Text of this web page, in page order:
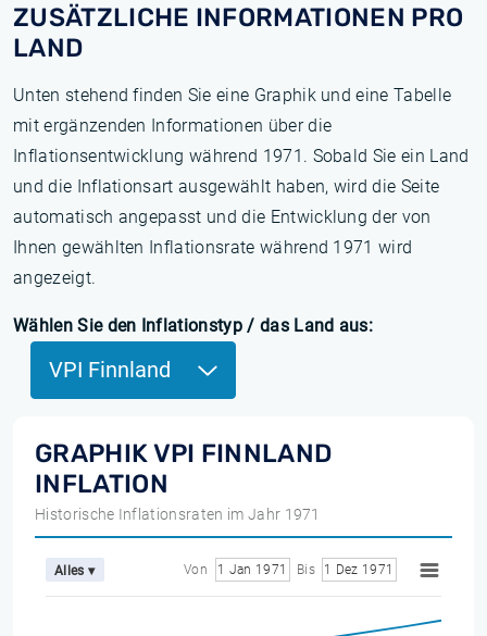
ZUSÄTZLICHE INFORMATIONEN PRO
LAND
Unten stehend finden Sie eine Graphik und eine Tabelle
mit ergänzenden Informationen über die
Inflationsentwicklung während 1971. Sobald Sie ein Land
und die Inflationsart ausgewählt haben, wird die Seite
automatisch angepasst und die Entwicklung der von
Ihnen gewählten Inflationsrate während 1971 wird
angezeigt.
Wählen Sie den Inflationstyp / das Land aus:
VPI Finnland
GRAPHIK VPI FINNLAND
INFLATION
Historische Inflationsraten im Jahr 1971
Alles ▾ Von 1 Jan 1971 Bis 1 Dez 1971